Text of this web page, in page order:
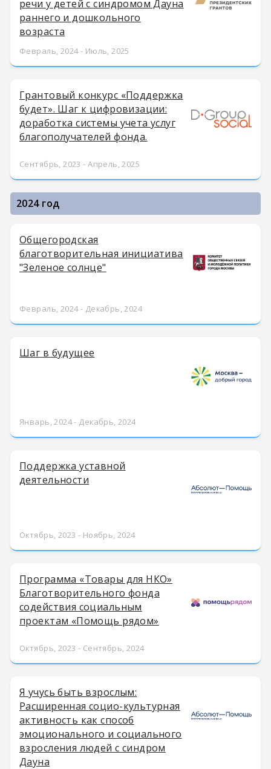
речи у детей с синдромом Дауна
раннего и дошкольного
возраста
Февраль, 2024 - Июль, 2025
Грантовый конкурс «Поддержка
будет». Шаг к цифровизации:
доработка системы учета услуг
благополучателей фонда.
Сентябрь, 2023 - Апрель, 2025
2024 год
Общегородская
благотворительная инициатива
"Зеленое солнце"
Февраль, 2024 - Декабрь, 2024
Шаг в будущее
Январь, 2024 - Декабрь, 2024
Поддержка уставной
деятельности
Октябрь, 2023 - Ноябрь, 2024
Программа «Товары для НКО»
Благотворительного фонда
содействия социальным
проектам «Помощь рядом»
Октябрь, 2023 - Сентябрь, 2024
Я учусь быть взрослым:
Расширенная социо-культурная
активность как способ
эмоционального и социального
взросления людей с синдром
Дауна